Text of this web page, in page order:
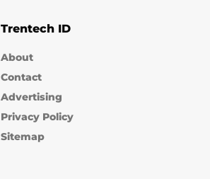
Trentech ID
About
Contact
Advertising
Privacy Policy
Sitemap